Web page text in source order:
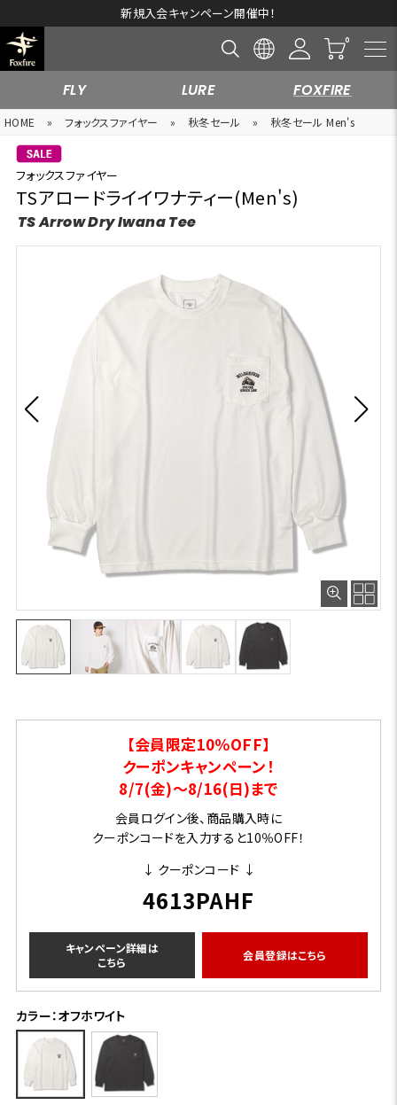
新規入会キャンペーン開催中！
FLY LURE FOXFIRE
HOME » フォックスファイヤー » 秋冬セール » 秋冬セール Men's
フォックスファイヤー
TSアロードライイワナティー(Men's)
TS Arrow Dry Iwana Tee
【会員限定10％OFF】
クーポンキャンペーン！
8/7(金)～8/16(日)まで
会員ログイン後、商品購入時に
クーポンコードを入力すると10％OFF！
↓ クーポンコード ↓
4613PAHF
キャンペーン詳細は
こちら
会員登録はこちら
カラー：オフホワイト